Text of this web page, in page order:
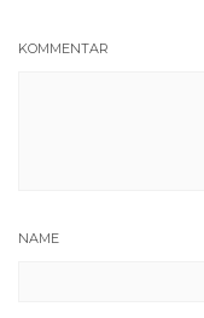
KOMMENTAR
NAME